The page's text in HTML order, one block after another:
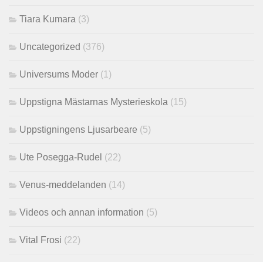
Tiara Kumara (3)
Uncategorized (376)
Universums Moder (1)
Uppstigna Mästarnas Mysterieskola (15)
Uppstigningens Ljusarbeare (5)
Ute Posegga-Rudel (22)
Venus-meddelanden (14)
Videos och annan information (5)
Vital Frosi (22)